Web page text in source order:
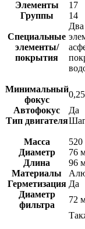
Элементы
17
Группы
14
Специальные
элементы/
покрытия
Два
Минимальный
фокус
Автофокус
Да
Тип двигателя
Масса
520
Диаметр
76
Длина
96
Материалы
Герметизация Да
Диаметр
фильтра
72